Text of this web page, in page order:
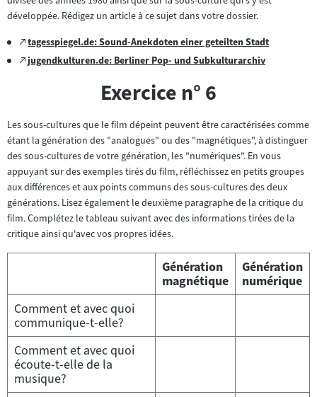
développée. Rédigez un article à ce sujet dans votre dossier.
Zum
externen
tagesspiegel.de: Sound-Anekdoten einer geteilten Stadt
(öffnet
imZum
jugendkulturen.de: Berliner Pop- und Subkulturarchiv
(öffnet
Exercice n° 6
Les sous-cultures que le film dépeint peuvent être caractérisées comme
étant la génération des "analogues" ou des "magnétiques", à distinguer
des sous-cultures de votre génération, les "numériques". En vous
appuyant sur des exemples tirés du film, réfléchissez en petits groupes
aux différences et aux points communs des sous-cultures des deux
générations. Lisez également le deuxième paragraphe de la critique du
film. Complétez le tableau suivant avec des informations tirées de la
critique ainsi qu'avec vos propres idées.
Génération
magnétique
Génération
numérique
Comment et avec quoi
communique-t-elle?
Comment et avec quoi
écoute-t-elle de la
musique?